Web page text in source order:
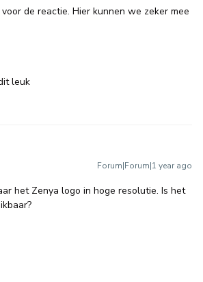
voor de reactie. Hier kunnen we zeker mee
leuk
Forum|Forum|1 year ago
het Zenya logo in hoge resolutie. Is het